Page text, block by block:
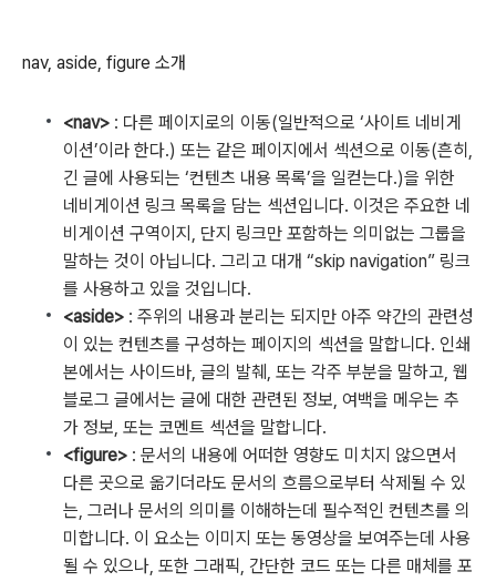
nav, aside, figure 소개
<nav> : 다른 페이지로의 이동(일반적으로 ‘사이트 네비게
이션’이라 한다.) 또는 같은 페이지에서 섹션으로 이동(흔히,
긴 글에 사용되는 ‘컨텐츠 내용 목록’을 일컫는다.)을 위한
네비게이션 링크 목록을 담는 섹션입니다. 이것은 주요한 네
비게이션 구역이지, 단지 링크만 포함하는 의미없는 그룹을
말하는 것이 아닙니다. 그리고 대개 “skip navigation” 링크
를 사용하고 있을 것입니다.
<aside> : 주위의 내용과 분리는 되지만 아주 약간의 관련성
이 있는 컨텐츠를 구성하는 페이지의 섹션을 말합니다. 인쇄
본에서는 사이드바, 글의 발췌, 또는 각주 부분을 말하고, 웹
블로그 글에서는 글에 대한 관련된 정보, 여백을 메우는 추
가 정보, 또는 코멘트 섹션을 말합니다.
<figure> : 문서의 내용에 어떠한 영향도 미치지 않으면서
다른 곳으로 옮기더라도 문서의 흐름으로부터 삭제될 수 있
는, 그러나 문서의 의미를 이해하는데 필수적인 컨텐츠를 의
미합니다. 이 요소는 이미지 또는 동영상을 보여주는데 사용
될 수 있으나, 또한 그래픽, 간단한 코드 또는 다른 매체를 포